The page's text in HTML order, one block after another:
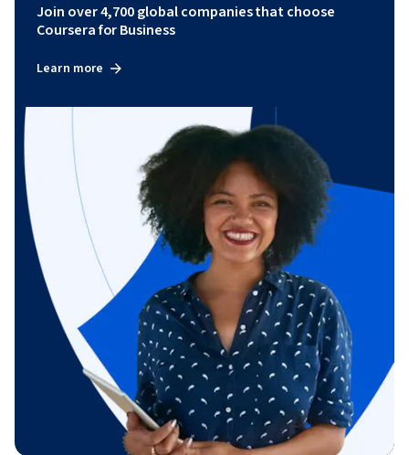
Join over 4,700 global companies that choose
Coursera for Business
Learn more